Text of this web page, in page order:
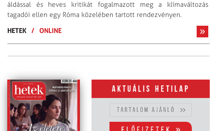
áldással és heves kritikát fogalmazott meg a klímaváltozás
tagadói ellen egy Róma közelében tartott rendezvényen.
HETEK / ONLINE
Aktuális hetilap